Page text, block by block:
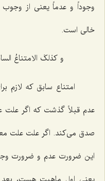
وجوداً و عدماً یعنی از
خالی است.
و کذلکَ الامتناعُ
امتناع سابق که لازم
عدم قبلاً گذشت که اگر علت
صدق می‌کند. اگر علت علت
این ضرورت عدم و ضرورت